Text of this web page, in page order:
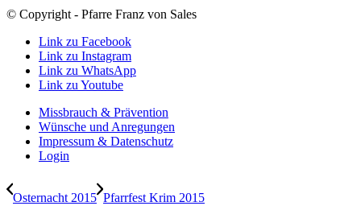
© Copyright - Pfarre Franz von Sales
Link zu Facebook
Link zu Instagram
Link zu WhatsApp
Link zu Youtube
Missbrauch & Prävention
Wünsche und Anregungen
Impressum & Datenschutz
Login
Osternacht 2015 Pfarrfest Krim 2015